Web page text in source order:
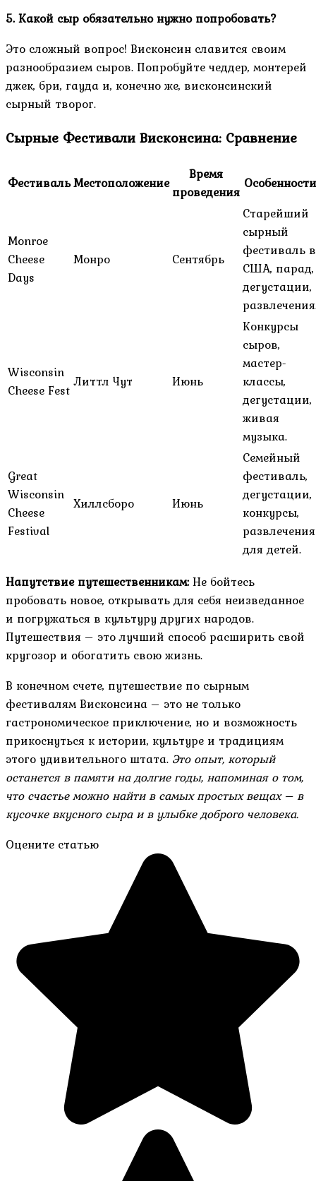
5. Какой сыр обязательно нужно попробовать?
Это сложный вопрос! Висконсин славится своим
разнообразием сыров. Попробуйте чеддер, монтерей
джек, бри, гауда и, конечно же, висконсинский
сырный творог.
Сырные Фестивали Висконсина: Сравнение
ФестивальМестоположение
Время
проведения Особенности
Monroe
Cheese
Days
Монро Сентябрь
Старейший
сырный
фестиваль в
США, парад,
дегустации,
Wisconsin
Cheese FestЛиттл Чут Июнь
Конкурсы
сыров,
мастер-
классы,
дегустации,
живая
музыка.
Great
Wisconsin
Cheese
Festival
Хиллсборо Июнь
Семейный
фестиваль,
дегустации,
конкурсы,
развлечения
для детей.
Напутствие путешественникам:Не бойтесь
пробовать новое, открывать для себя неизведанное
и погружаться в культуру других народов.
Путешествия – это лучший способ расширить свой
кругозор и обогатить свою жизнь.
В конечном счете, путешествие по сырным
фестивалям Висконсина – это не только
гастрономическое приключение, но и возможность
прикоснуться к истории, культуре и традициям
этого удивительного штата. Это опыт, который
останется в памяти на долгие годы, напоминая о том,
что счастье можно найти в самых простых вещах – в
кусочке вкусного сыра и в улыбке доброго человека.
Оцените статью